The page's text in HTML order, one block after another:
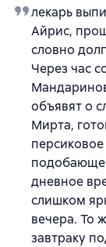
лекарь
Айрис,
словно
Через час
объявят о
Мирта,
подобающе
дневное
слишком
вечера. То
завтраку